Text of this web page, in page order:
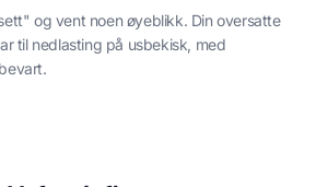
og vent noen øyeblikk. Din oversatte
til nedlasting på usbekisk, med